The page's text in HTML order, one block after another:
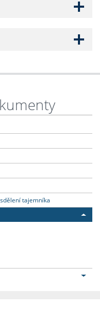
tajemníka